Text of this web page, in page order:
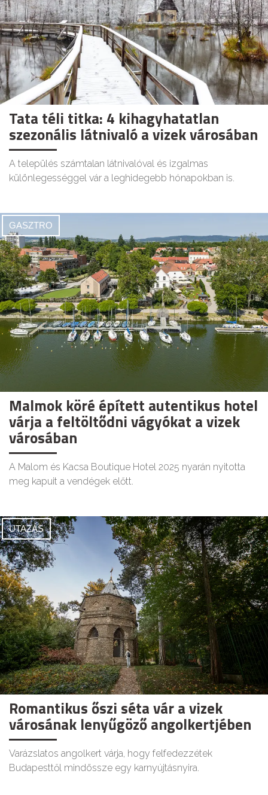
Tata téli titka: 4 kihagyhatatlan
szezonális látnivaló a vizek városában
A település számtalan látnivalóval és izgalmas
különlegességgel vár a leghidegebb hónapokban is.
GASZTRO
Malmok köré épített autentikus hotel
várja a feltöltődni vágyókat a vizek
városában
A Malom és Kacsa Boutique Hotel 2025 nyarán nyitotta
meg kapuit a vendégek előtt.
UTAZÁS
Romantikus őszi séta vár a vizek
városának lenyűgöző angolkertjében
Varázslatos angolkert várja, hogy felfedezzétek
Budapesttől mindössze egy karnyújtásnyira.